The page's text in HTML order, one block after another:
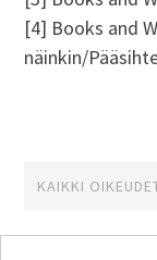
[4] Books and
näinkin/
KAIKKI